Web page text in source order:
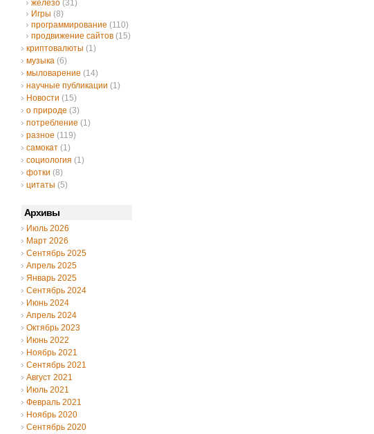
железо (31)
Игры (8)
программирование (110)
продвижение сайтов (15)
криптовалюты (1)
музыка (6)
мыловарение (14)
научные публикации (1)
Новости (15)
о природе (3)
потребление (1)
разное (119)
самокат (1)
социология (1)
фотки (8)
цитаты (5)
Архивы
Июль 2026
Март 2026
Сентябрь 2025
Апрель 2025
Январь 2025
Сентябрь 2024
Июнь 2024
Апрель 2024
Октябрь 2023
Июнь 2022
Ноябрь 2021
Сентябрь 2021
Август 2021
Июль 2021
Февраль 2021
Ноябрь 2020
Сентябрь 2020